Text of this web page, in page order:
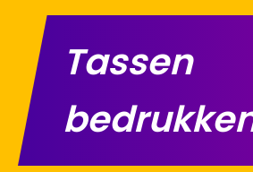
Tassen